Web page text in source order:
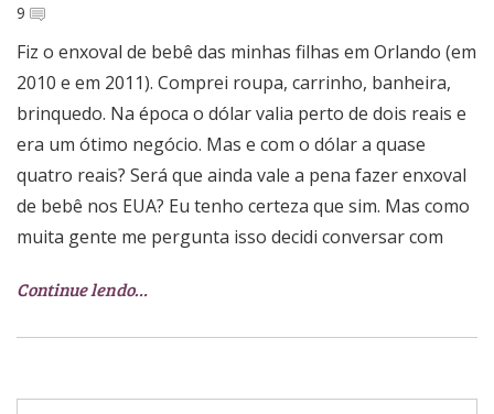
9
Fiz o enxoval de bebê das minhas filhas em Orlando (em
2010 e em 2011). Comprei roupa, carrinho, banheira,
brinquedo. Na época o dólar valia perto de dois reais e
era um ótimo negócio. Mas e com o dólar a quase
quatro reais? Será que ainda vale a pena fazer enxoval
de bebê nos EUA? Eu tenho certeza que sim. Mas como
muita gente me pergunta isso decidi conversar com
Continue lendo…